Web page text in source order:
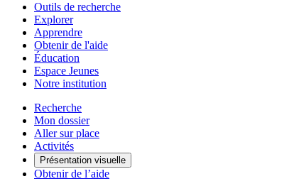
Outils de recherche
Explorer
Apprendre
Obtenir de l'aide
Éducation
Espace Jeunes
Notre institution
Recherche
Mon dossier
Aller sur place
Activités
Présentation visuelle
Obtenir de l’aide